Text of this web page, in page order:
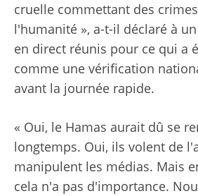
cruelle commettant des
l'humanité », a-t-il déclaré à
en direct réunis pour ce qui a
comme une vérification
avant la journée rapide.
« Oui, le Hamas aurait dû se
longtemps. Oui, ils volent de
manipulent les médias. Mais
cela n'a pas d'importance.